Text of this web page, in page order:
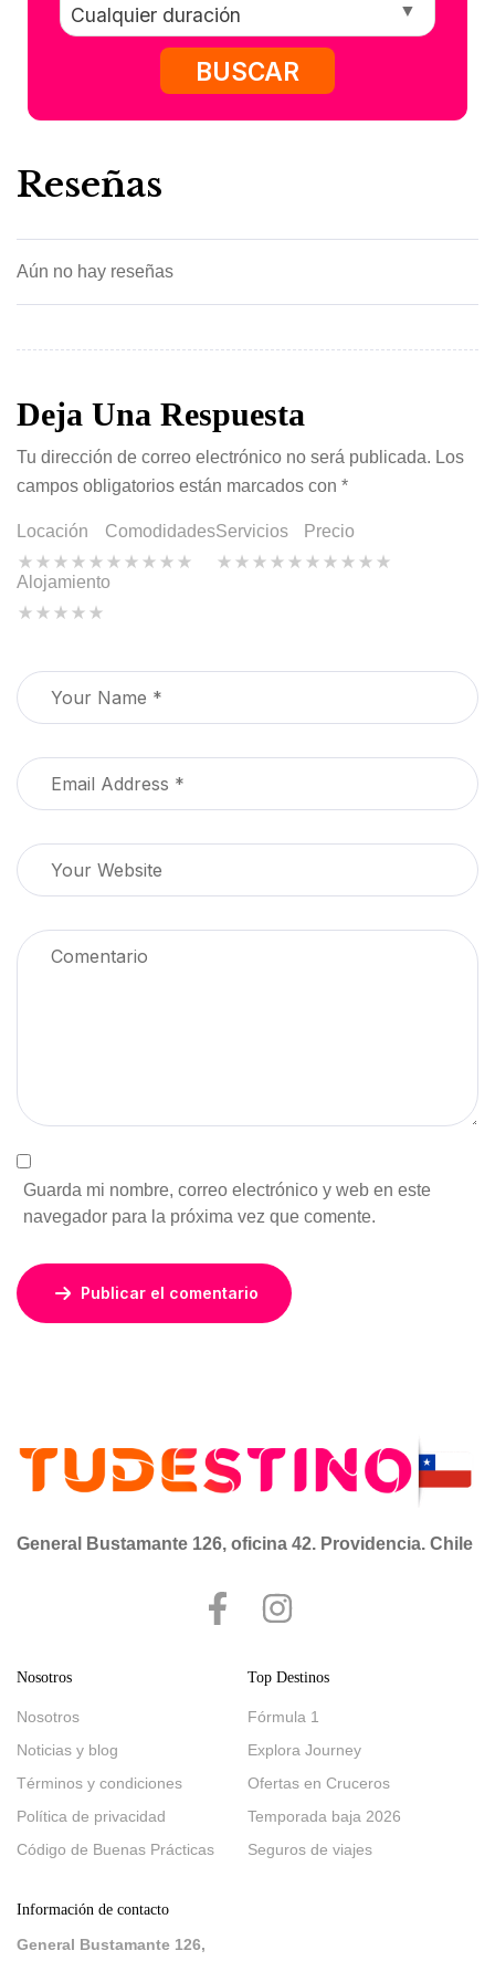
BUSCAR
Reseñas
Aún no hay reseñas
Deja Una Respuesta
Tu dirección de correo electrónico no será publicada. Los
campos obligatorios están marcados con *
Locación ComodidadesServicios Precio
Alojamiento
Guarda mi nombre, correo electrónico y web en este
navegador para la próxima vez que comente.
Publicar el comentario
General Bustamante 126, oficina 42. Providencia. Chile
Nosotros
Nosotros
Noticias y blog
Términos y condiciones
Política de privacidad
Código de Buenas Prácticas
Top Destinos
Fórmula 1
Explora Journey
Ofertas en Cruceros
Temporada baja 2026
Seguros de viajes
Información de contacto
General Bustamante 126,